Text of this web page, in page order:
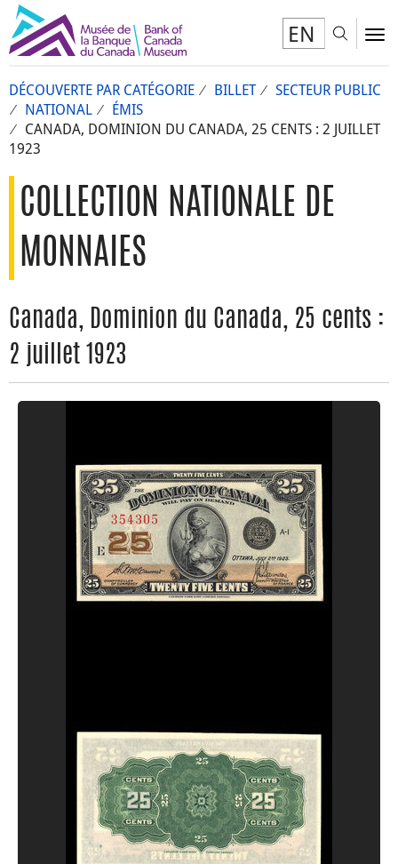
EN
DÉCOUVERTE PAR CATÉGORIE BILLET
SECTEUR PUBLIC
NATIONAL
ÉMIS
CANADA, DOMINION DU CANADA, 25 CENTS : 2 JUILLET
1923
COLLECTION NATIONALE DE
MONNAIES
Canada, Dominion du Canada, 25 cents :
2 juillet 1923